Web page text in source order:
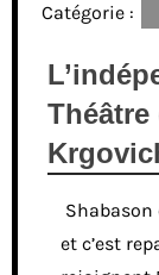
Catégorie :
Shabason
et c’est